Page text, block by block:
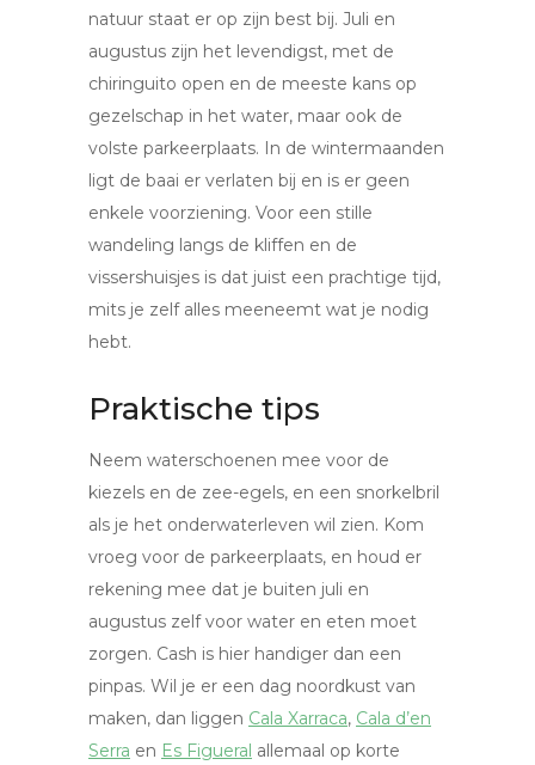
natuur staat er op zijn best bij. Juli en
augustus zijn het levendigst, met de
chiringuito open en de meeste kans op
gezelschap in het water, maar ook de
volste parkeerplaats. In de wintermaanden
ligt de baai er verlaten bij en is er geen
enkele voorziening. Voor een stille
wandeling langs de kliffen en de
vissershuisjes is dat juist een prachtige tijd,
mits je zelf alles meeneemt wat je nodig
hebt.
Praktische tips
Neem waterschoenen mee voor de
kiezels en de zee-egels, en een snorkelbril
als je het onderwaterleven wil zien. Kom
vroeg voor de parkeerplaats, en houd er
rekening mee dat je buiten juli en
augustus zelf voor water en eten moet
zorgen. Cash is hier handiger dan een
pinpas. Wil je er een dag noordkust van
maken, dan liggen Cala Xarraca, Cala d’en
Serra en Es Figueral allemaal op korte